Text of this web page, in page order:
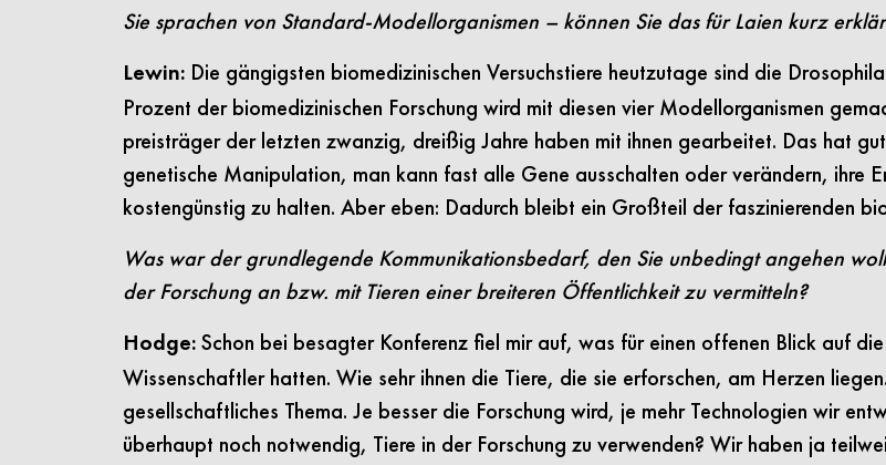
Sie sprachen von Standard-Modellorganismen – können Sie das für Laien kurz
Lewin: Die gängigsten biomedizinischen Versuchstiere heutzutage sind die
Prozent der biomedizinischen Forschung wird mit diesen vier Modellorganismen
preisträger der letzten zwanzig, dreißig Jahre haben mit ihnen gearbeitet. Das hat
genetische Manipulation, man kann fast alle Gene ausschalten oder verändern, ihre
kostengünstig zu halten. Aber eben: Dadurch bleibt ein Großteil der faszinierenden
Was war der grundlegende Kommunikationsbedarf, den Sie unbedingt angehen
der Forschung an bzw. mit Tieren einer breiteren Öffentlichkeit zu vermitteln?
Hodge: Schon bei besagter Konferenz fiel mir auf, was für einen offenen Blick auf
Wissenschaftler hatten. Wie sehr ihnen die Tiere, die sie erforschen, am Herzen
gesellschaftliches Thema. Je besser die Forschung wird, je mehr Technologien wir
überhaupt noch notwendig, Tiere in der Forschung zu verwenden? Wir haben ja